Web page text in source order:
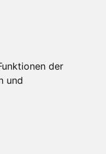
der
und